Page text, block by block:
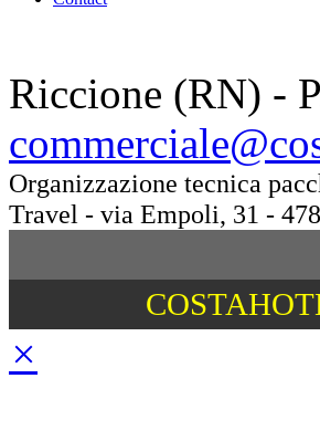
Riccione (RN) -
Organizzazione tecnica
Travel - via Empoli, 31 -
×